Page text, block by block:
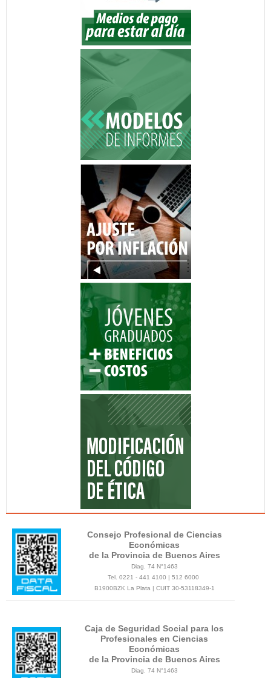
Consejo Profesional de Ciencias
Económicas
de la Provincia de Buenos Aires
Diag. 74 N°1463
Tel. 0221 - 441 4100 | 512 6000
B1900BZK La Plata | CUIT 30-53118349-1
Caja de Seguridad Social para los
Profesionales en Ciencias
Económicas
de la Provincia de Buenos Aires
Diag. 74 N°1463